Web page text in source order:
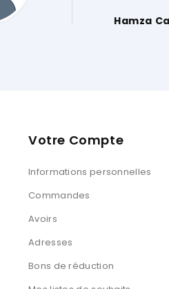
Votre Compte
Informations personnelles
Commandes
Avoirs
Adresses
Bons de réduction